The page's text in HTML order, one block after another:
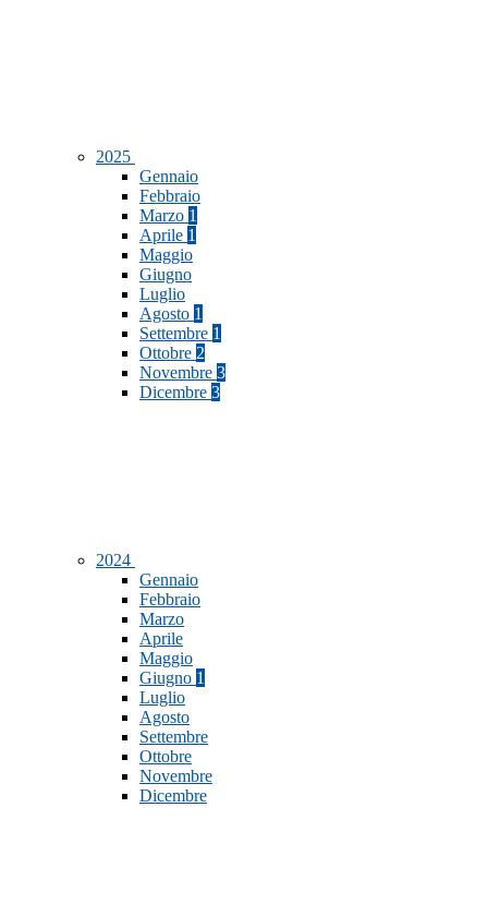
2025
Gennaio
Febbraio
Marzo 1
Aprile 1
Maggio
Giugno
Luglio
Agosto 1
Settembre 1
Ottobre 2
Novembre 3
Dicembre 3
2024
Gennaio
Febbraio
Marzo
Aprile
Maggio
Giugno 1
Luglio
Agosto
Settembre
Ottobre
Novembre
Dicembre